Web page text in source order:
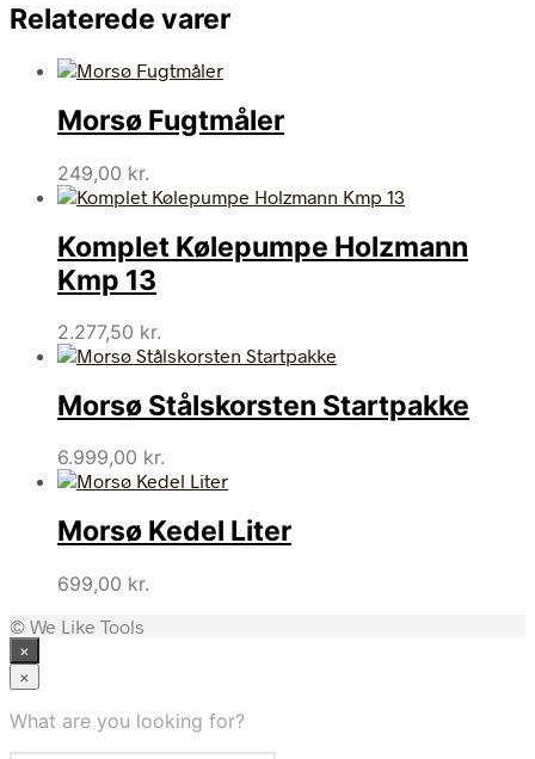
Relaterede varer
Morsø Fugtmåler
249,00 kr.
Komplet Kølepumpe Holzmann
Kmp 13
2.277,50 kr.
Morsø Stålskorsten Startpakke
6.999,00 kr.
Morsø Kedel Liter
699,00 kr.
© We Like Tools
×
×
What are you looking for?